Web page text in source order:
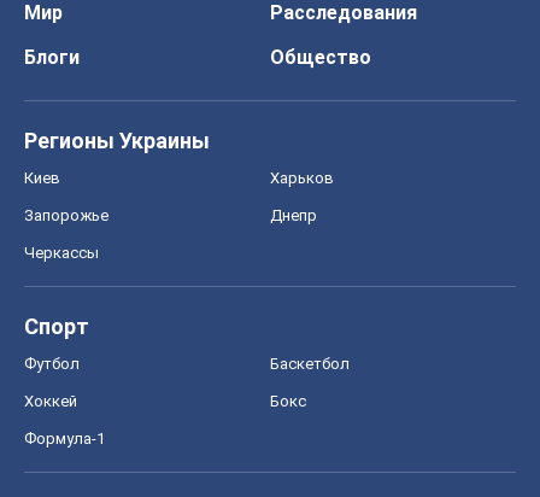
Мир
Расследования
Блоги
Общество
Регионы Украины
Киев Харьков
Запорожье Днепр
Черкассы
Спорт
Футбол Баскетбол
Хоккей Бокс
Формула-1